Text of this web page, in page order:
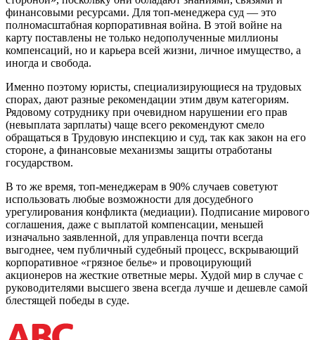
финансовыми ресурсами. Для топ-менеджера суд — это
полномасштабная корпоративная война. В этой войне на
карту поставлены не только недополученные миллионы
компенсаций, но и карьера всей жизни, личное имущество, а
иногда и свобода.
Именно поэтому юристы, специализирующиеся на трудовых
спорах, дают разные рекомендации этим двум категориям.
Рядовому сотруднику при очевидном нарушении его прав
(невыплата зарплаты) чаще всего рекомендуют смело
обращаться в Трудовую инспекцию и суд, так как закон на его
стороне, а финансовые механизмы защиты отработаны
государством.
В то же время, топ-менеджерам в 90% случаев советуют
использовать любые возможности для досудебного
урегулирования конфликта (медиации). Подписание мирового
соглашения, даже с выплатой компенсации, меньшей
изначально заявленной, для управленца почти всегда
выгоднее, чем публичный судебный процесс, вскрывающий
корпоративное «грязное белье» и провоцирующий
акционеров на жесткие ответные меры. Худой мир в случае с
руководителями высшего звена всегда лучше и дешевле самой
блестящей победы в суде.